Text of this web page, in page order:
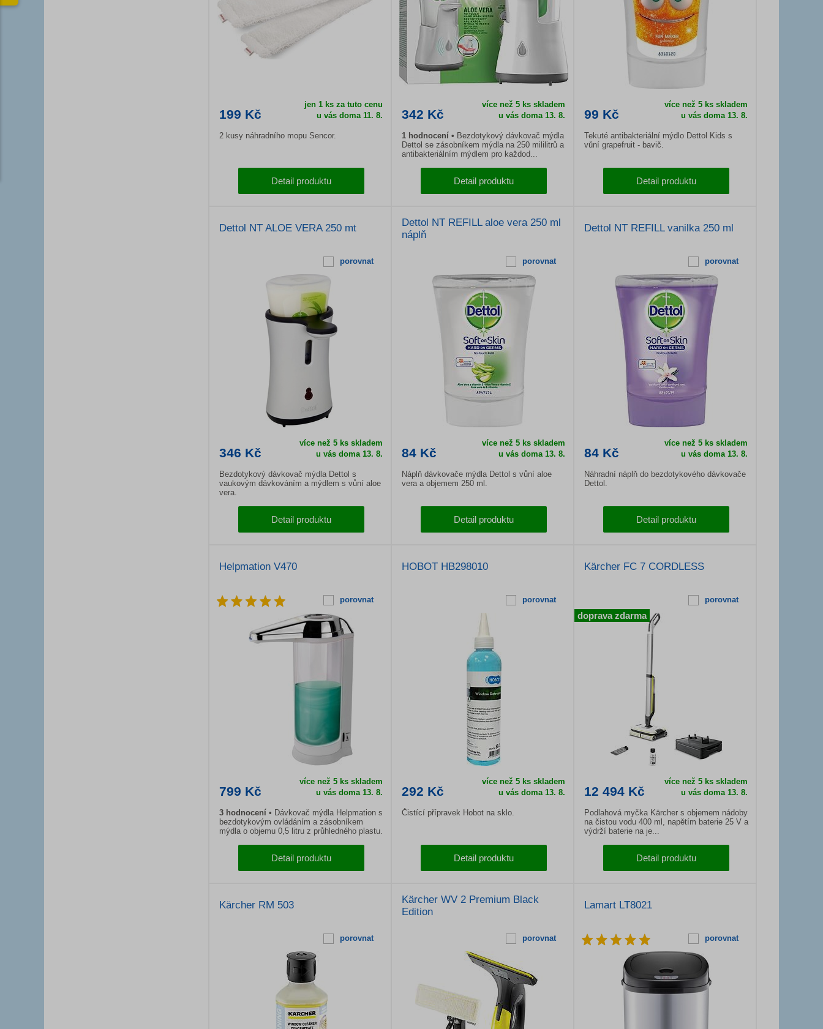
199 Kč
jen 1 ks za tuto cenu
u vás doma 11. 8.
2 kusy náhradního mopu Sencor.
Detail produktu
342 Kč
více než 5 ks skladem
u vás doma 13. 8.
1 hodnocení
Bezdotykový dávkovač mýdla
Dettol se zásobníkem mýdla na 250 mililitrů a
antibakteriálním mýdlem pro každod...
Detail produktu
99 Kč
více než 5 ks skladem
u vás doma 13. 8.
Tekuté antibakteriální mýdlo Dettol Kids s
vůní grapefruit - bavič.
Detail produktu
Dettol NT ALOE VERA 250 mt
porovnat
346 Kč
více než 5 ks skladem
u vás doma 13. 8.
Bezdotykový dávkovač mýdla Dettol s
vaukovým dávkováním a mýdlem s vůní aloe
vera.
Detail produktu
Dettol NT REFILL aloe vera 250 ml
náplň
porovnat
84 Kč
více než 5 ks skladem
u vás doma 13. 8.
Náplň dávkovače mýdla Dettol s vůní aloe
vera a objemem 250 ml.
Detail produktu
Dettol NT REFILL vanilka 250 ml
porovnat
84 Kč
více než 5 ks skladem
u vás doma 13. 8.
Náhradní náplň do bezdotykového dávkovače
Dettol.
Detail produktu
Helpmation V470
porovnat
799 Kč
více než 5 ks skladem
u vás doma 13. 8.
3 hodnocení
Dávkovač mýdla Helpmation s
bezdotykovým ovládáním a zásobníkem
mýdla o objemu 0,5 litru z průhledného plastu.
Detail produktu
HOBOT HB298010
porovnat
292 Kč
více než 5 ks skladem
u vás doma 13. 8.
Čistící přípravek Hobot na sklo.
Detail produktu
Kärcher FC 7 CORDLESS
porovnat
12 494 Kč
více než 5 ks skladem
u vás doma 13. 8.
Podlahová myčka Kärcher s objemem nádoby
na čistou vodu 400 ml, napětím baterie 25 V a
výdrží baterie na je...
Detail produktu
doprava zdarma
Kärcher RM 503
porovnat
Kärcher WV 2 Premium Black
Edition
porovnat
Lamart LT8021
porovnat